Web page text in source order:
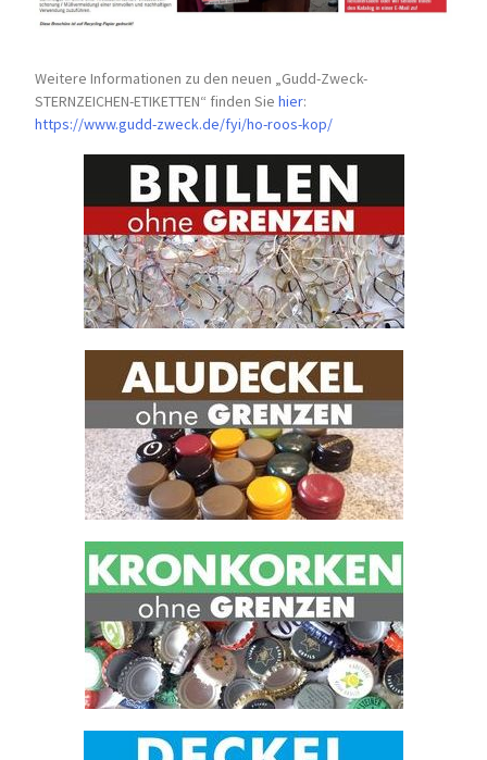
Weitere Informationen zu den neuen „Gudd-Zweck-
STERNZEICHEN-ETIKETTEN“ finden Siehier:
https://www.gudd-zweck.de/fyi/ho-roos-kop/